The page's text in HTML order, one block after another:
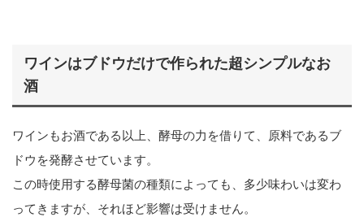
ワインはブドウだけで作られた超シンプルなお
酒
ワインもお酒である以上、酵母の力を借りて、原料であるブ
ドウを発酵させています。
この時使用する酵母菌の種類によっても、多少味わいは変わ
ってきますが、それほど影響は受けません。